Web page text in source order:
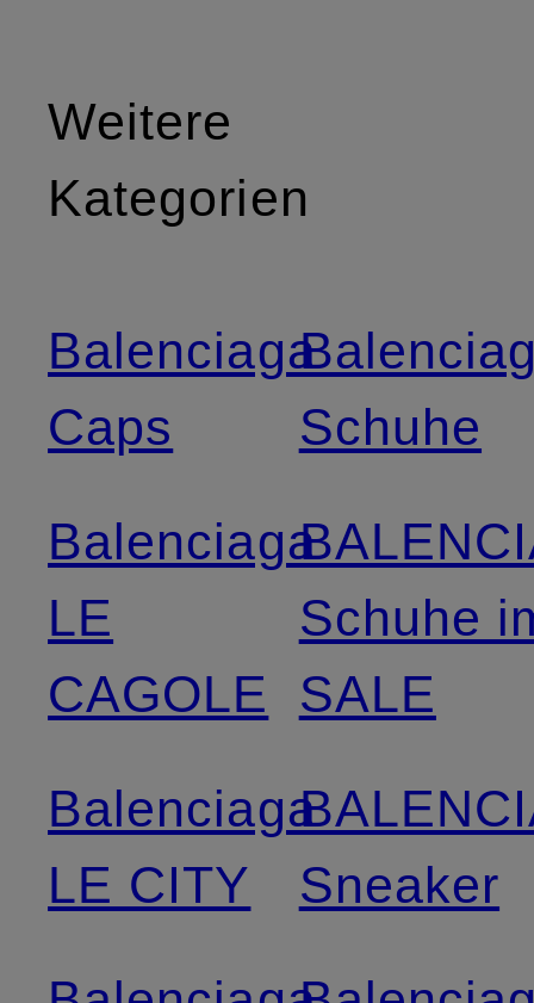
Weitere
Kategorien
Balenciaga
Caps
Balenciaga
LE
CAGOLE
Balenciaga
LE CITY
Schuhe
Schuhe
SALE
Sneaker